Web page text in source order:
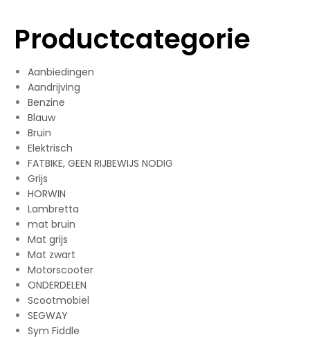
Productcategorie
Aanbiedingen
Aandrijving
Benzine
Blauw
Bruin
Elektrisch
FATBIKE, GEEN RIJBEWIJS NODIG
Grijs
HORWIN
Lambretta
mat bruin
Mat grijs
Mat zwart
Motorscooter
ONDERDELEN
Scootmobiel
SEGWAY
Sym Fiddle